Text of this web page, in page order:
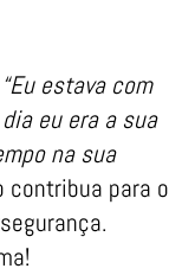
“Eu estava com
eu era a sua
na sua
contribua para o